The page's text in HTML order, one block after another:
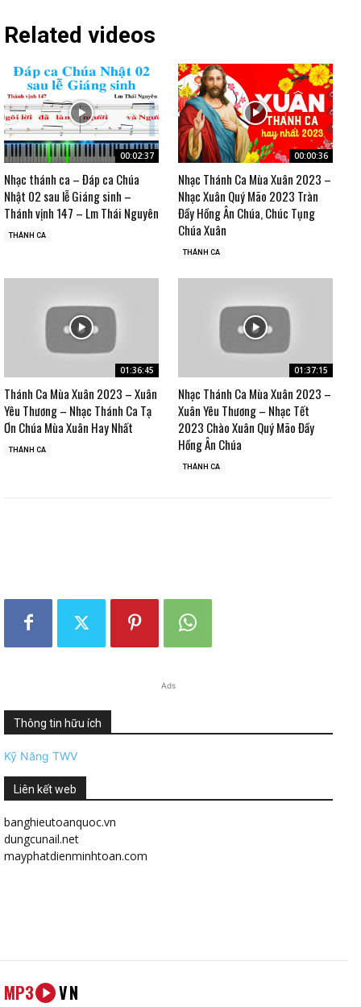
Related videos
00:02:37
Nhạc thánh ca – Đáp ca Chúa
Nhật 02 sau lễ Giáng sinh –
Thánh vịnh 147 – Lm Thái Nguyên
THÁNH CA
00:00:36
Nhạc Thánh Ca Mùa Xuân 2023 –
Nhạc Xuân Quý Mão 2023 Tràn
Đầy Hồng Ân Chúa, Chúc Tụng
Chúa Xuân
THÁNH CA
01:36:45
Thánh Ca Mùa Xuân 2023 – Xuân
Yêu Thương – Nhạc Thánh Ca Tạ
Ơn Chúa Mùa Xuân Hay Nhất
THÁNH CA
01:37:15
Nhạc Thánh Ca Mùa Xuân 2023 –
Xuân Yêu Thương – Nhạc Tết
2023 Chào Xuân Quý Mão Đầy
Hồng Ân Chúa
THÁNH CA
Ads
Thông tin hữu ích
Kỹ Năng TWV
Liên kết web
banghieutoanquoc.vn
dungcunail.net
mayphatdienminhtoan.com
MP3 VN